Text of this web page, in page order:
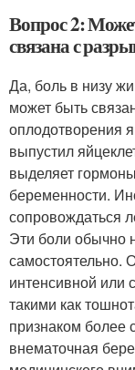
Вопрос 2:
связана с
Да, боль в низу
может быть
оплодотворения
выпустил
выделяет
беременности.
сопровождаться
Эти боли обычно
самостоятельно.
интенсивной или
такими как
признаком более
внематочная